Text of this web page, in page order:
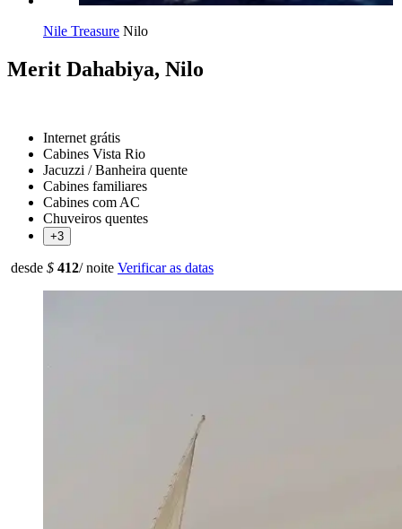
Nile Treasure Nilo
Merit Dahabiya, Nilo
Internet grátis
Cabines Vista Rio
Jacuzzi / Banheira quente
Cabines familiares
Cabines com AC
Chuveiros quentes
+3
desde $ 412/ noite Verificar as datas